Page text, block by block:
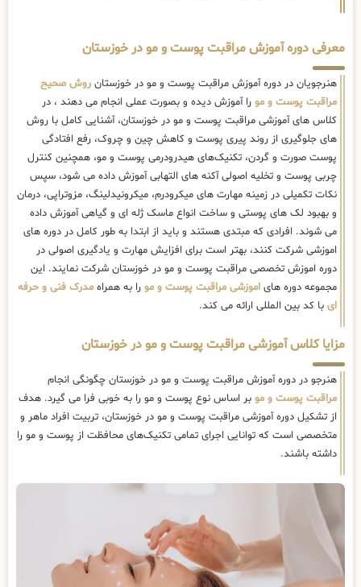
معرفی دوره آموزش مراقبت پوست و مو در خوزستان
هنرجویان در دوره آموزش مراقبت پوست و مو در خوزستان روش صحیح
مراقبت پوست و مو را آموزش دیده و بصورت عملی انجام می دهند ، در
کلاس های آموزشی مراقبت پوست و مو در خوزستان، آشنایی کامل با روش
های جلوگیری از روند پیری پوست و کاهش چین و چروک، رفع افتادگی
پوست صورت و گردن، تکنیک‌های هیدرودرمی پوست و مو، همچنین کنترل
چربی پوست و تخلیه اصولی آکنه های التهابی آموزش داده می شود، سپس
نکات تکمیلی در زمینه مهارت های میکرودرم، میکرونیدلینگ، مزوتراپی، درمان
و بهبود لک های پوستی و ساخت انواع ماسک ژله ای و گیاهی آموزش داده
می شوند. افرادی که مبتدی هستند و باید از ابتدا به طور کامل در دوره های
اموزشی شرکت کنند، بهتر است برای افزایش مهارت و یادگیری اصولی در
دوره اموزش تخصصی مراقبت پوست و مو در خوزستان شرکت نمایند. این
مجموعه دوره های اموزشی مراقبت پوست و مو را به همراه مدرک فنی و حرفه
ای با کد بین المللی ارائه می کند.
مزایا کلاس آموزشی مراقبت پوست و مو در خوزستان
هنرجو در دوره آموزش مراقبت پوست و مو در خوزستان چگونگی انجام
مراقبت پوست و مو بر اساس نوع پوست و مو را به خوبی فرا می گیرد. هدف
از تشکیل دوره آموزشی مراقبت پوست و مو در خوزستان، تربیت افراد ماهر و
متخصصی است که توانایی اجرای تمامی تکنیک‌های محافظت از پوست و مو را
داشته باشند.